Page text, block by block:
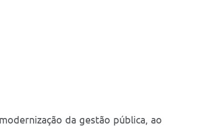
da gestão pública, ao